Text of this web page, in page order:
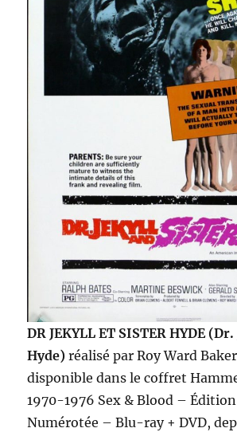
DR JEKYLL ET SISTER HYDE (Dr.
Hyde)réalisé par Roy Ward
disponible dans le coffret
1970-1976 Sex & Blood –
Numérotée – Blu-ray + DVD,